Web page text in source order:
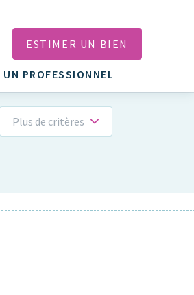
UN PROFESSIONNEL
ESTIMER UN BIEN
Plus de critères